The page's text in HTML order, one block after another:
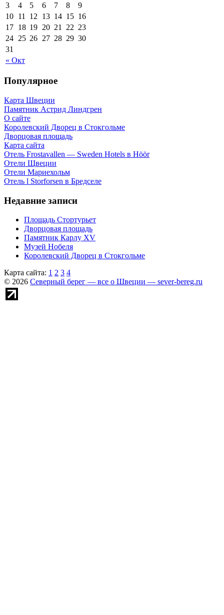
« Окт
3
4 5 6 7 8
9
10 11 12 13 14 15 16
17 18 19 20 21 22 23
24 25 26 27 28 29 30
31
Популярное
Карта Швеции
Памятник Астрид Линдгрен
О сайте
Королевский Дворец в Стокгольме
Дворцовая площадь
Карта сайта
Отель Frostavallen — Sweden Hotels в Höör
Отели Щвеции
Отели Мариехольм
Отель l Storforsen в Бредселе
Недавние записи
Площадь Стортурьет
Дворцовая площадь
Памятник Карлу XV
Музей Нобеля
Королевский Дворец в Стокгольме
Карта сайта: 1 2 3 4
© 2026 Северный берег — все о Швеции — sever-bereg.ru